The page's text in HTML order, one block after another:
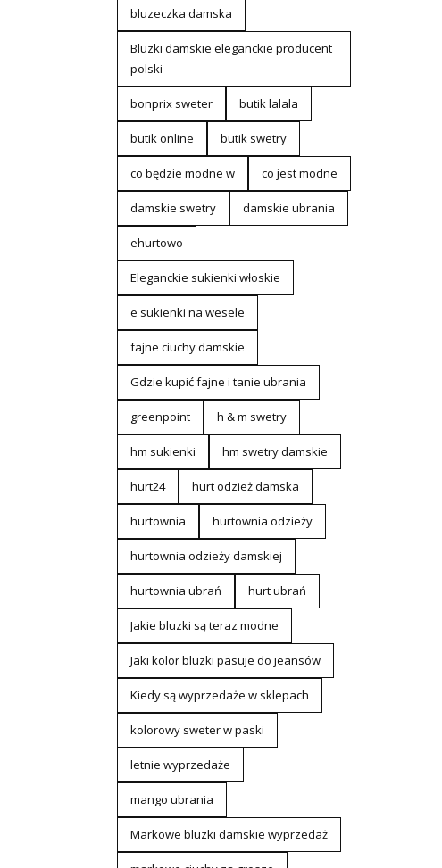
bluzeczka damska
Bluzki damskie eleganckie producent
polski
bonprix sweter butik lalala
butik online butik swetry
co będzie modne w co jest modne
damskie swetry damskie ubrania
ehurtowo
Eleganckie sukienki włoskie
e sukienki na wesele
fajne ciuchy damskie
Gdzie kupić fajne i tanie ubrania
greenpoint h & m swetry
hm sukienki hm swetry damskie
hurt24 hurt odzież damska
hurtownia hurtownia odzieży
hurtownia odzieży damskiej
hurtownia ubrań hurt ubrań
Jakie bluzki są teraz modne
Jaki kolor bluzki pasuje do jeansów
Kiedy są wyprzedaże w sklepach
kolorowy sweter w paski
letnie wyprzedaże
mango ubrania
Markowe bluzki damskie wyprzedaż